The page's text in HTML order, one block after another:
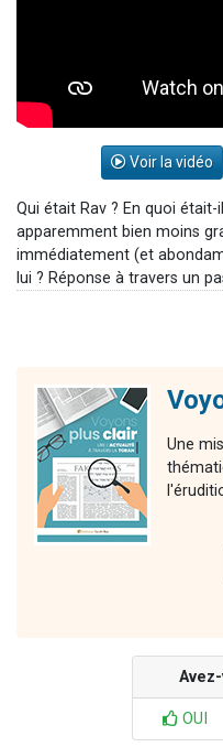
Voir la vidéo
Qui était Rav ? En quoi
apparemment bien moins
immédiatement (et
lui ? Réponse à travers un
Une
OUI